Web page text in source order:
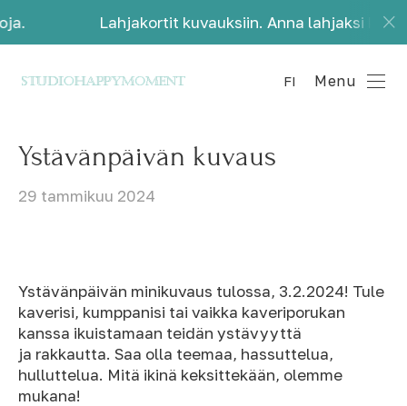
Lahjakortit kuvauksiin. Anna lahjaksi kauniita
FI Menu
Ystävänpäivän kuvaus
29 tammikuu 2024
Ystävänpäivän minikuvaus tulossa, 3.2.2024! Tule
kaverisi, kumppanisi tai vaikka kaveriporukan
kanssa ikuistamaan teidän ystävyyttä
ja rakkautta. Saa olla teemaa, hassuttelua,
hulluttelua. Mitä ikinä keksittekään, olemme
mukana!